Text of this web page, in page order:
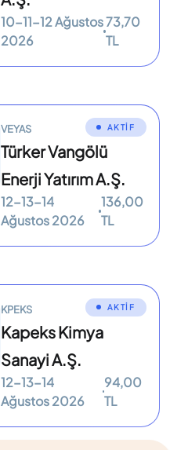
10-11-12 Ağustos
2026
73,70
TL
VEYAS
Türker Vangölü
Enerji Yatırım A.Ş.
AKTİF
12-13-14
Ağustos 2026
136,00
TL
KPEKS
Kapeks Kimya
Sanayi A.Ş.
AKTİF
12-13-14
Ağustos 2026
94,00
TL